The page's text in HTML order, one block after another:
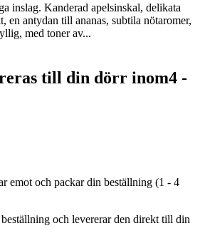
inslag. Kanderad apelsinskal, delikata
en antydan till ananas, subtila nötaromer,
med toner av...
till din dörr inom4 -
emot och packar din beställning (1 - 4
och levererar den direkt till din